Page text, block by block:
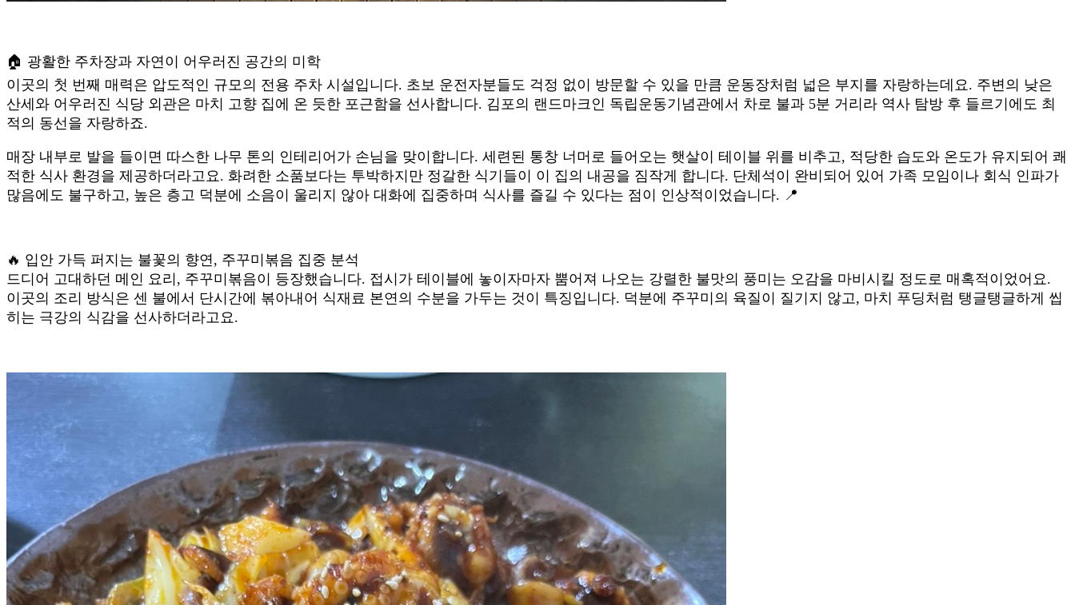
🏠 광활한 주차장과 자연이 어우러진 공간의 미학
이곳의 첫 번째 매력은 압도적인 규모의 전용 주차 시설입니다. 초보 운전자분들도 걱정 없이 방문할 수 있을 만큼 운동장처럼 넓은 부지를 자랑하는데요. 주변의 낮은
산세와 어우러진 식당 외관은 마치 고향 집에 온 듯한 포근함을 선사합니다. 김포의 랜드마크인 독립운동기념관에서 차로 불과 5분 거리라 역사 탐방 후 들르기에도 최
적의 동선을 자랑하죠.
매장 내부로 발을 들이면 따스한 나무 톤의 인테리어가 손님을 맞이합니다. 세련된 통창 너머로 들어오는 햇살이 테이블 위를 비추고, 적당한 습도와 온도가 유지되어 쾌
적한 식사 환경을 제공하더라고요. 화려한 소품보다는 투박하지만 정갈한 식기들이 이 집의 내공을 짐작게 합니다. 단체석이 완비되어 있어 가족 모임이나 회식 인파가
많음에도 불구하고, 높은 층고 덕분에 소음이 울리지 않아 대화에 집중하며 식사를 즐길 수 있다는 점이 인상적이었습니다. 📍
🔥 입안 가득 퍼지는 불꽃의 향연, 주꾸미볶음 집중 분석
드디어 고대하던 메인 요리, 주꾸미볶음이 등장했습니다. 접시가 테이블에 놓이자마자 뿜어져 나오는 강렬한 불맛의 풍미는 오감을 마비시킬 정도로 매혹적이었어요.
이곳의 조리 방식은 센 불에서 단시간에 볶아내어 식재료 본연의 수분을 가두는 것이 특징입니다. 덕분에 주꾸미의 육질이 질기지 않고, 마치 푸딩처럼 탱글탱글하게 씹
히는 극강의 식감을 선사하더라고요.